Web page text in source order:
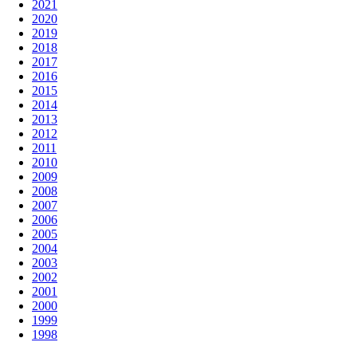
2021
2020
2019
2018
2017
2016
2015
2014
2013
2012
2011
2010
2009
2008
2007
2006
2005
2004
2003
2002
2001
2000
1999
1998